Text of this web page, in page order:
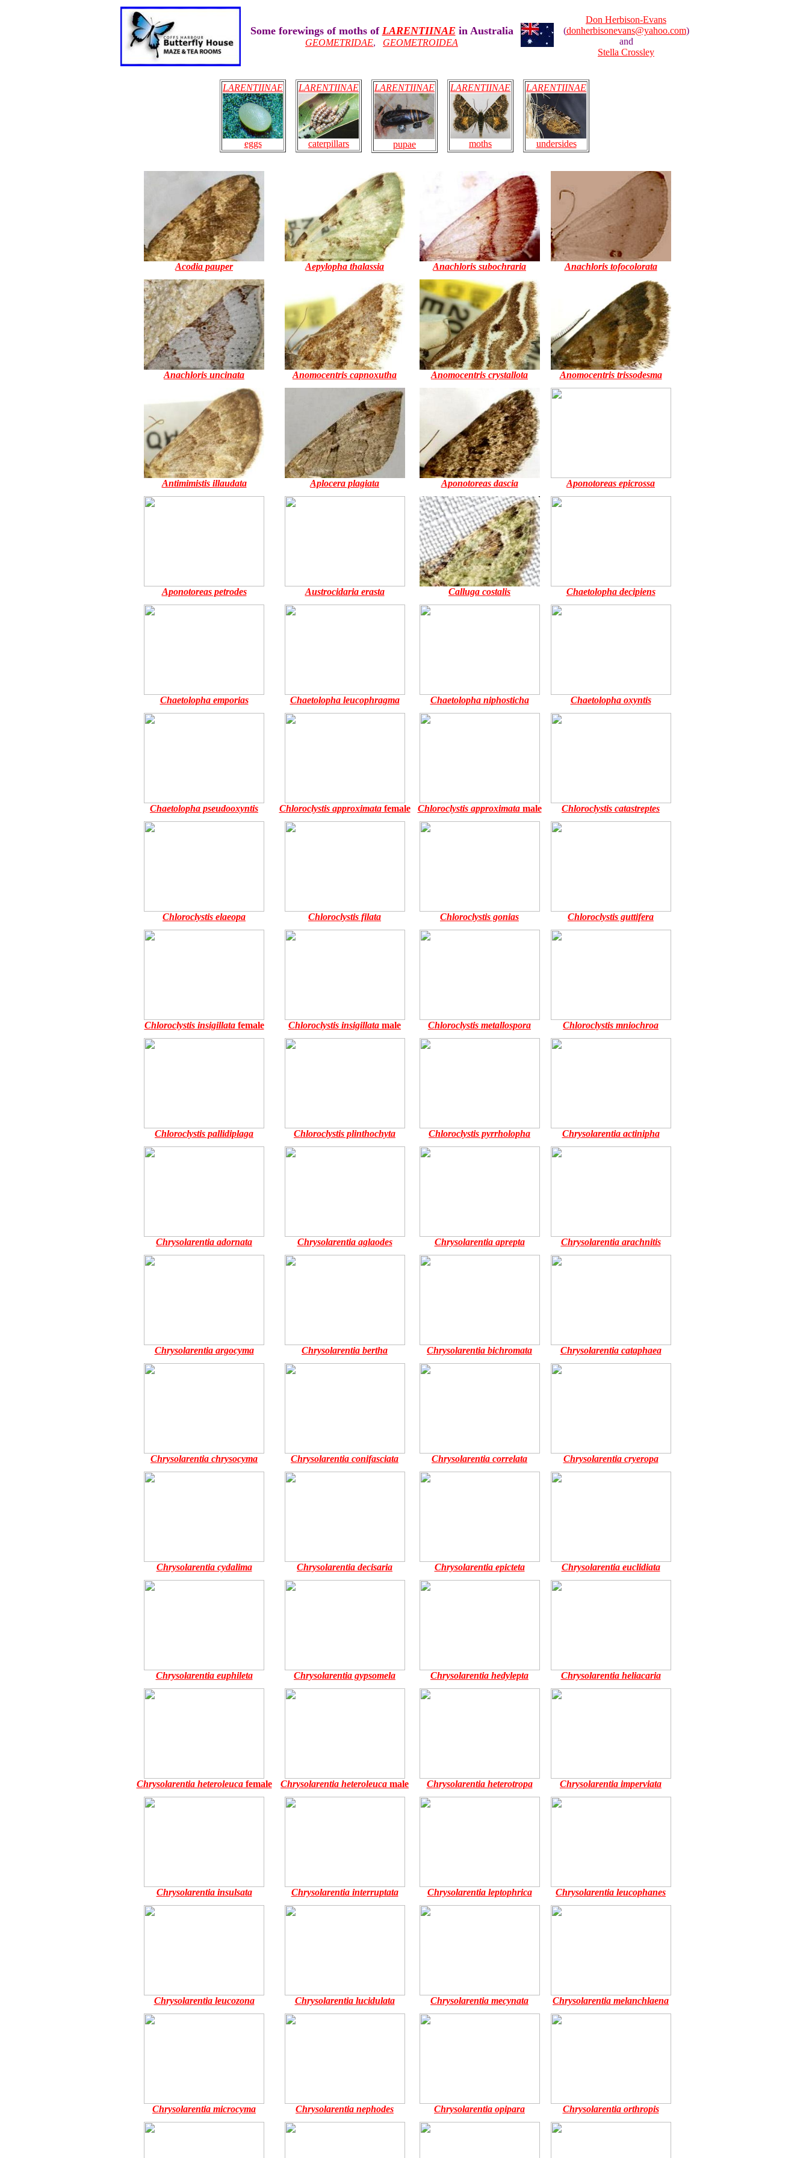
Some forewings of moths of LARENTIINAEin Australia
GEOMETRIDAE, GEOMETROIDEA
Don Herbison-Evans
(donherbisonevans@yahoo.com)
and
Stella Crossley
LARENTIINAE
eggs
LARENTIINAE
caterpillars
LARENTIINAE
pupae
LARENTIINAE
moths
LARENTIINAE
undersides
Acodia pauper Aepylopha thalassia Anachloris subochraria Anachloris tofocolorata
Anachloris uncinata Anomocentris capnoxutha Anomocentris crystallota Anomocentris trissodesma
Antimimistis illaudata Aplocera plagiata Aponotoreas dascia Aponotoreas epicrossa
Aponotoreas petrodes Austrocidaria erasta Calluga costalis Chaetolopha decipiens
Chaetolopha emporias Chaetolopha leucophragma Chaetolopha niphosticha Chaetolopha oxyntis
Chaetolopha pseudooxyntis Chloroclystis approximatafemale Chloroclystis approximatamale Chloroclystis catastreptes
Chloroclystis elaeopa Chloroclystis filata Chloroclystis gonias Chloroclystis guttifera
Chloroclystis insigillatafemale Chloroclystis insigillata male Chloroclystis metallospora Chloroclystis mniochroa
Chloroclystis pallidiplaga Chloroclystis plinthochyta Chloroclystis pyrrholopha Chrysolarentia actinipha
Chrysolarentia adornata Chrysolarentia aglaodes Chrysolarentia aprepta Chrysolarentia arachnitis
Chrysolarentia argocyma Chrysolarentia bertha Chrysolarentia bichromata Chrysolarentia cataphaea
Chrysolarentia chrysocyma Chrysolarentia conifasciata Chrysolarentia correlata Chrysolarentia cryeropa
Chrysolarentia cydalima Chrysolarentia decisaria Chrysolarentia epicteta Chrysolarentia euclidiata
Chrysolarentia euphileta Chrysolarentia gypsomela Chrysolarentia hedylepta Chrysolarentia heliacaria
Chrysolarentia heteroleucafemale Chrysolarentia heteroleuca male Chrysolarentia heterotropa Chrysolarentia imperviata
Chrysolarentia insulsata Chrysolarentia interruptata Chrysolarentia leptophrica Chrysolarentia leucophanes
Chrysolarentia leucozona Chrysolarentia lucidulata Chrysolarentia mecynata Chrysolarentia melanchlaena
Chrysolarentia microcyma Chrysolarentia nephodes Chrysolarentia opipara Chrysolarentia orthropis